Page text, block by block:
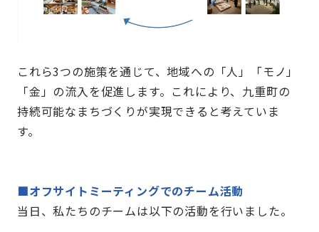
これら3つの施策を通じて、地域への「人」「モノ」
「金」の流入を促進します。これにより、九重町の
持続可能なまちづくりが実現できると考えていま
す。
■オフサイトミーティングでのチーム活動
当日、私たちのチームは以下の活動を行いました。